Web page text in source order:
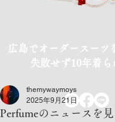
広島でオーダースーツ
失敗せず10年着ら
Perfumeのニュースを
themywaymoys
2025年9月21日